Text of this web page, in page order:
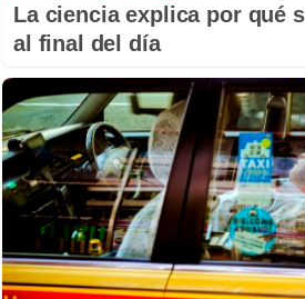
La ciencia explica por qué
al final del día